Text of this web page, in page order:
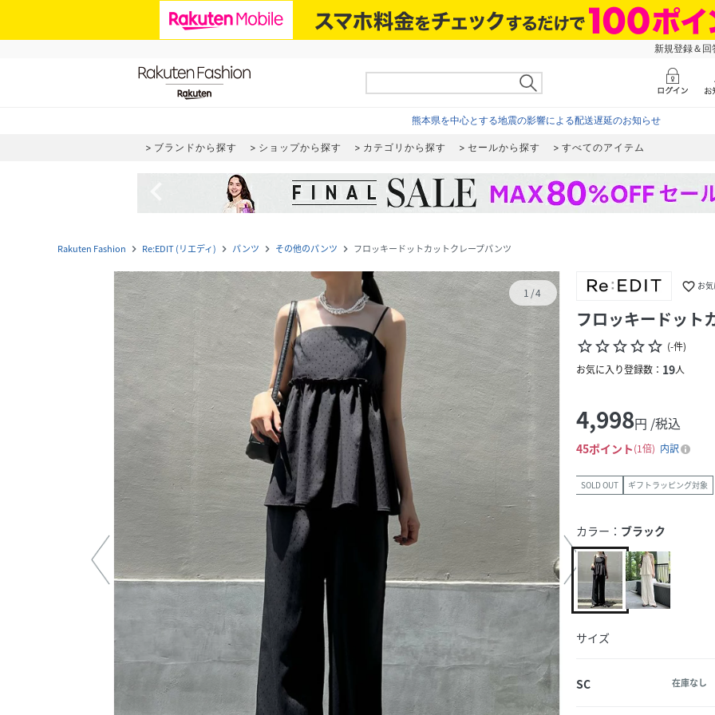
新規登録＆
熊本県を中心とする地震の影響による配送遅延のお知らせ
ブランドから探す ショップから探す カテゴリから探す セールから探す すべてのアイテム
Rakuten Fashion navigate_next Re:EDIT (リエディ) navigate_next パンツ navigate_next その他のパンツ navigate_next フロッキードットカットクレープパンツ
1 /4 favorite_border お
フロッキードット
star_borderstar_borderstar_borderstar_borderstar_border (-件)
お気に入り登録数： 19人
4,998円 /税込
45ポイント 1倍 内訳
SOLD OUT ギフトラッピング対象
カラー： ブラック
サイズ
SC 在庫なし